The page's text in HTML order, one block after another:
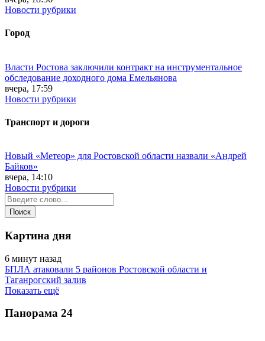
Новости рубрики
Город
Власти Ростова заключили контракт на инструментальное
обследование доходного дома Емельянова
вчера, 17:59
Новости рубрики
Транспорт и дороги
Новый «Метеор» для Ростовской области назвали «Андрей
Байков»
вчера, 14:10
Новости рубрики
Картина дня
6 минут назад
БПЛА атаковали 5 районов Ростовской области и
Таганрогский залив
Показать ещё
Панорама 24